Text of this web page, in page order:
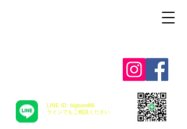
LINE ID: bigbond66
​ラインでもご相談ください